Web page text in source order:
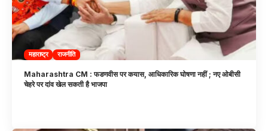
महाराष्ट्र राजनीति
Maharashtra CM : फडणवीस पर कयास, आधिकारिक घोषणा नहीं ; नए ओबीसी
चेहरे पर दांव खेल सकती है भाजपा